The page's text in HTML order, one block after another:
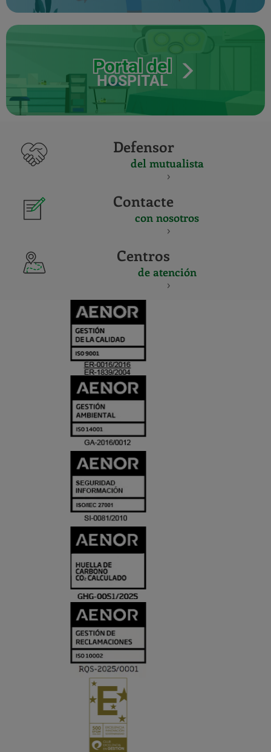
Portal del
HOSPITAL
Defensor
del mutualista
Contacte
con nosotros
Centros
de atención